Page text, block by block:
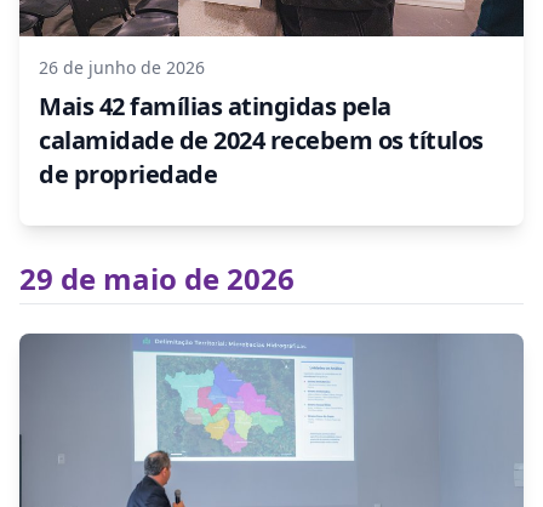
26 de junho de 2026
Mais 42 famílias atingidas pela
calamidade de 2024 recebem os títulos
de propriedade
29 de maio de 2026